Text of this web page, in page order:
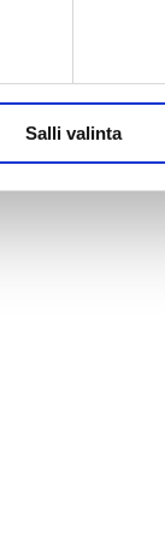
Salli valinta